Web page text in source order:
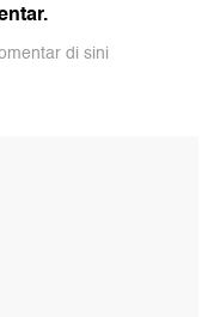
di sini